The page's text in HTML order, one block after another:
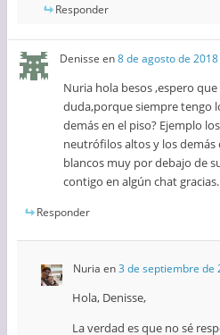
Responder
Denisse en8 de agosto de
Nuria hola besos ,espero
duda,porque siempre tengo
demás en el piso? Ejemplo
neutrófilos altos y los
blancos muy por debajo de
contigo en algún chat gracias.
Responder
Nuria en3 de septiembre de
Hola, Denisse,
La verdad es que no sé